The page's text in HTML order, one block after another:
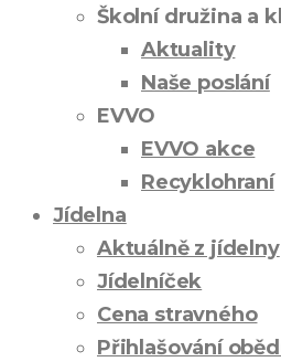
Školní družina a
Aktuality
Naše poslání
EVVO
EVVO akce
Recyklohraní
Jídelna
Aktuálně z jídelny
Jídelníček
Cena stravného
Přihlašování